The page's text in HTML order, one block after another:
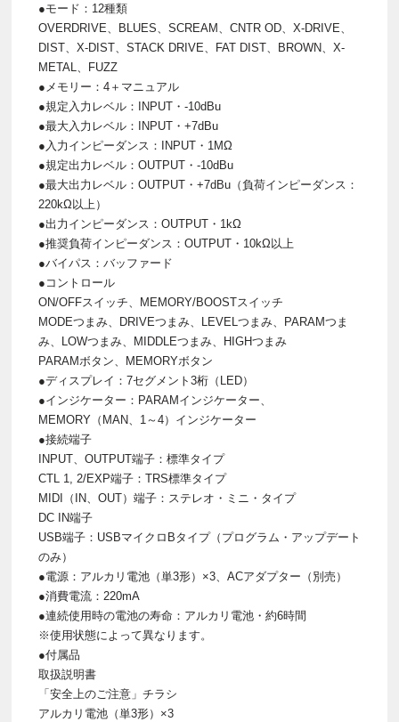
●モード：12種類
OVERDRIVE、BLUES、SCREAM、CNTR OD、X-DRIVE、
DIST、X-DIST、STACK DRIVE、FAT DIST、BROWN、X-
METAL、FUZZ
●メモリー：4＋マニュアル
●規定入力レベル：INPUT・-10dBu
●最大入力レベル：INPUT・+7dBu
●入力インピーダンス：INPUT・1MΩ
●規定出力レベル：OUTPUT・-10dBu
●最大出力レベル：OUTPUT・+7dBu（負荷インピーダンス：
220kΩ以上）
●出力インピーダンス：OUTPUT・1kΩ
●推奨負荷インピーダンス：OUTPUT・10kΩ以上
●バイパス：バッファード
●コントロール
ON/OFFスイッチ、MEMORY/BOOSTスイッチ
MODEつまみ、DRIVEつまみ、LEVELつまみ、PARAMつま
み、LOWつまみ、MIDDLEつまみ、HIGHつまみ
PARAMボタン、MEMORYボタン
●ディスプレイ：7セグメント3桁（LED）
●インジケーター：PARAMインジケーター、
MEMORY（MAN、1～4）インジケーター
●接続端子
INPUT、OUTPUT端子：標準タイプ
CTL 1, 2/EXP端子：TRS標準タイプ
MIDI（IN、OUT）端子：ステレオ・ミニ・タイプ
DC IN端子
USB端子：USBマイクロBタイプ（プログラム・アップデート
のみ）
●電源：アルカリ電池（単3形）×3、ACアダプター（別売）
●消費電流：220mA
●連続使用時の電池の寿命：アルカリ電池・約6時間
※使用状態によって異なります。
●付属品
取扱説明書
「安全上のご注意」チラシ
アルカリ電池（単3形）×3